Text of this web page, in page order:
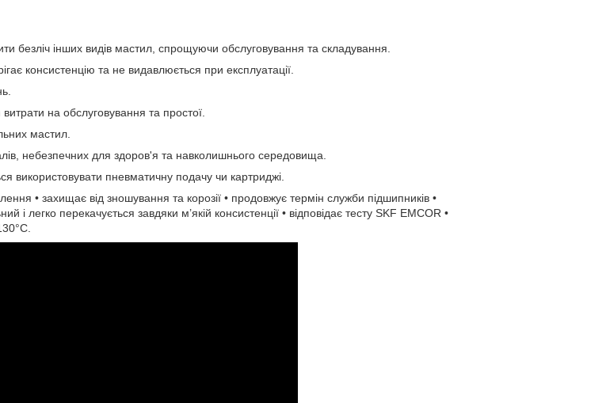
безліч інших видів мастил, спрощуючи обслуговування та складування.
консистенцію та не видавлюється при експлуатації.
на обслуговування та простої.
мастил.
небезпечних для здоров'я та навколишнього середовища.
використовувати пневматичну подачу чи картриджі.
• захищає від зношування та корозії • продовжує термін служби підшипників •
і легко перекачується завдяки м’якій консистенції • відповідає тесту SKF EMCOR •